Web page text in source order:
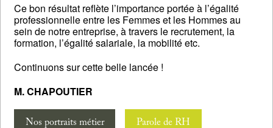
Ce bon résultat reflète l’importance portée à l’égalité
professionnelle entre les Femmes et les Hommes au
sein de notre entreprise, à travers le recrutement, la
formation, l’égalité salariale, la mobilité etc.
Continuons sur cette belle lancée !
M. CHAPOUTIER
Nos portraits métier Parole de RH